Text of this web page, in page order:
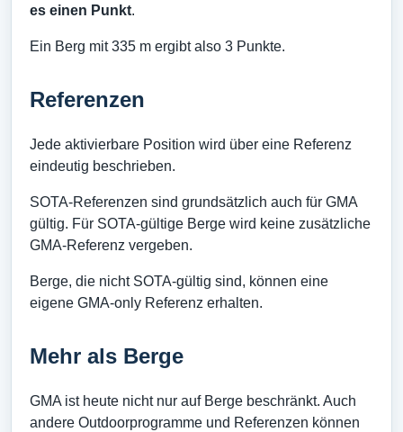
es einen Punkt.
Ein Berg mit 335 m ergibt also 3 Punkte.
Referenzen
Jede aktivierbare Position wird über eine Referenz
eindeutig beschrieben.
SOTA-Referenzen sind grundsätzlich auch für GMA
gültig. Für SOTA-gültige Berge wird keine zusätzliche
GMA-Referenz vergeben.
Berge, die nicht SOTA-gültig sind, können eine
eigene GMA-only Referenz erhalten.
Mehr als Berge
GMA ist heute nicht nur auf Berge beschränkt. Auch
andere Outdoorprogramme und Referenzen können